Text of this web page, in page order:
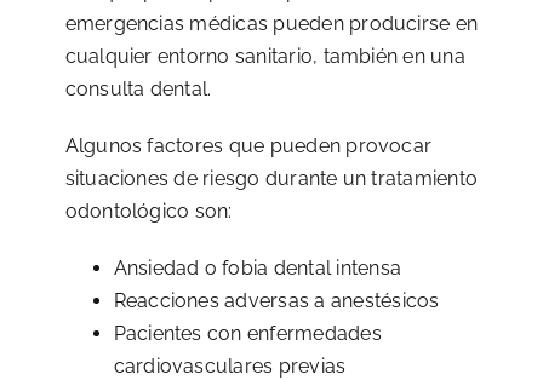
emergencias médicas pueden producirse en
cualquier entorno sanitario, también en una
consulta dental.
Algunos factores que pueden provocar
situaciones de riesgo durante un tratamiento
odontológico son:
Ansiedad o fobia dental intensa
Reacciones adversas a anestésicos
Pacientes con enfermedades
cardiovasculares previas